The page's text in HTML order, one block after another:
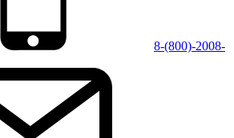
8-(800)-2008-